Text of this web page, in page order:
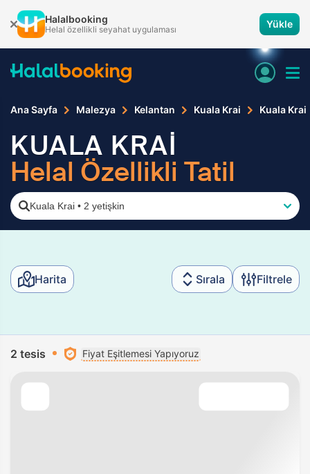
Halalbooking
Helal özellikli seyahat uygulaması Yükle
Ana Sayfa Malezya Kelantan Kuala Krai Kuala Krai
KUALA KRAİ
Helal Özellikli Tatil
Kuala Krai • 2 yetişkin
Harita Sırala Filtrele
2 tesis Fiyat Eşitlemesi Yapıyoruz